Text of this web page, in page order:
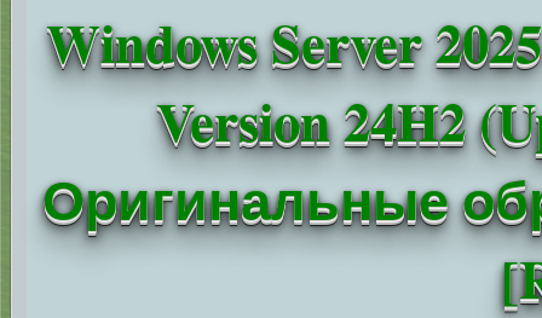
Windows Server
Version 24H2
Оригинальные